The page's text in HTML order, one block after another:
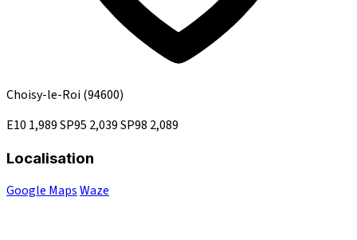
Choisy-le-Roi(94600)
E10 1,989SP95 2,039SP98 2,089
Localisation
Google MapsWaze